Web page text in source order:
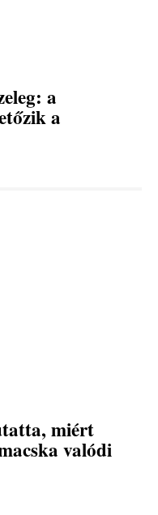
a
a
miért
valódi